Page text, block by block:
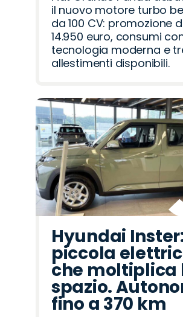
il nuovo motore turbo
da 100 CV: promozione
14.950 euro, consumi
tecnologia moderna e
allestimenti disponibili.
Hyundai
piccola
che moltiplica
spazio.
fino a 370 km